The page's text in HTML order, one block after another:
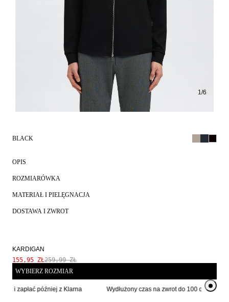
1/6
BLACK
OPIS
ROZMIARÓWKA
MATERIAŁ I PIELĘGNACJA
DOSTAWA I ZWROT
KARDIGAN
155,95 ZŁ259,99 ZŁ
WYBIERZ ROZMIAR
i zapłać później z Klarna Wydłużony czas na zwrot do 100 dni